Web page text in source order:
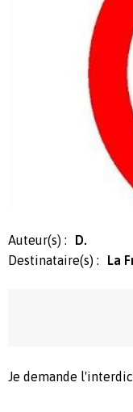
Auteur(s) :
D.
Destinataire(s) :
La
Je demande